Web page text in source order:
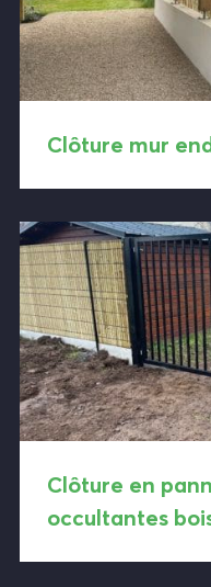
Clôture mur
Clôture en
occultantes